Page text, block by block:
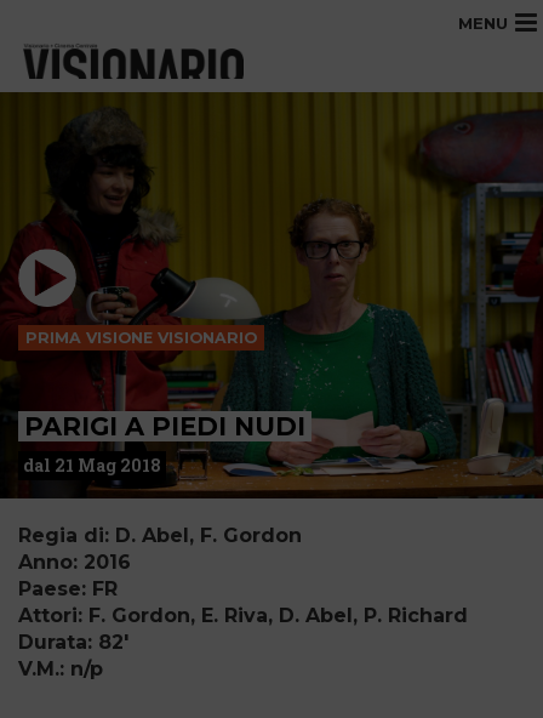
MENU
PRIMA VISIONE VISIONARIO
PARIGI A PIEDI NUDI
dal 21 Mag 2018
Regia di: D. Abel, F. Gordon
Anno: 2016
Paese: FR
Attori: F. Gordon, E. Riva, D. Abel, P. Richard
Durata: 82'
V.M.: n/p